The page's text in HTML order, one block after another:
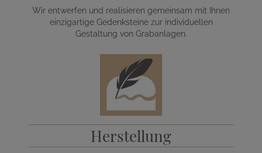
Wir entwerfen und realisieren gemeinsam mit Ihnen
einzigartige Gedenksteine zur individuellen
Gestaltung von Grabanlagen.
Herstellung